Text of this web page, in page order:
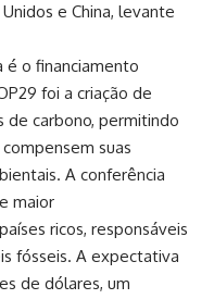
e China, levante
o financiamento
foi a criação de
de carbono, permitindo
suas
A conferência
maior
ricos, responsáveis
fósseis. A expectativa
de dólares, um